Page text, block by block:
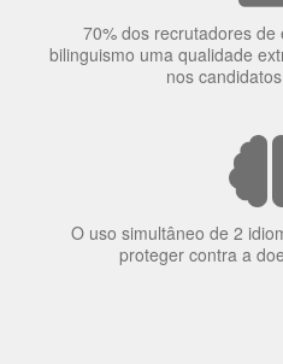
70% dos recrutadores
nos